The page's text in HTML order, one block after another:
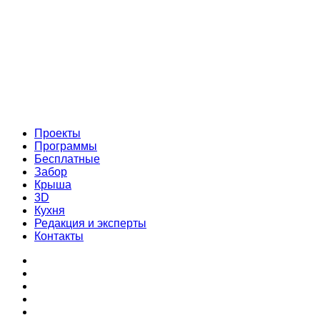
Проекты
Программы
Бесплатные
Забор
Крыша
3D
Кухня
Редакция и эксперты
Контакты